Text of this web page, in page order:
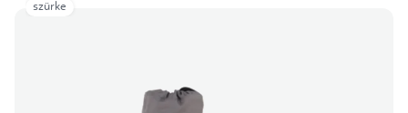
szürke